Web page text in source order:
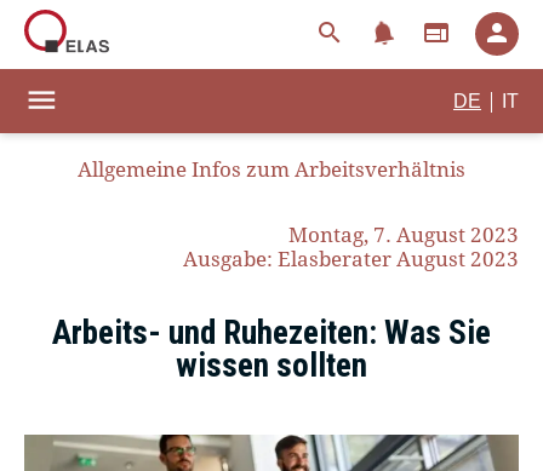
search notifications web person
menu DE IT
Allgemeine Infos zum Arbeitsverhältnis
Montag, 7. August 2023
Ausgabe: Elasberater August 2023
Arbeits- und Ruhezeiten: Was Sie
wissen sollten